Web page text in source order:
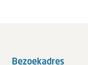
Bezoekadres